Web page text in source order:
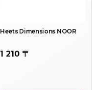
Heets Dimensions NOOR
1 210 〒